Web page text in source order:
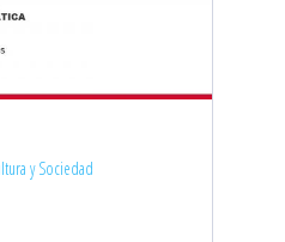
y Sociedad